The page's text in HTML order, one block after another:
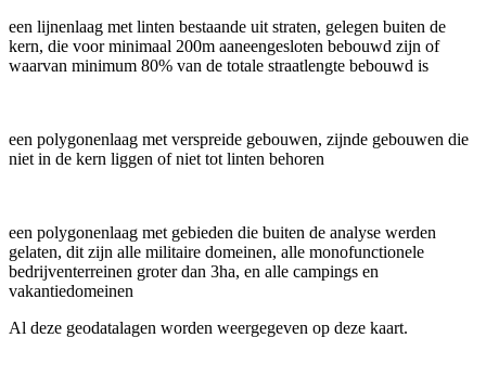
een lijnenlaag met linten bestaande uit straten, gelegen buiten de
kern, die voor minimaal 200m aaneengesloten bebouwd zijn of
waarvan minimum 80% van de totale straatlengte bebouwd is
een polygonenlaag met verspreide gebouwen, zijnde gebouwen die
niet in de kern liggen of niet tot linten behoren
een polygonenlaag met gebieden die buiten de analyse werden
gelaten, dit zijn alle militaire domeinen, alle monofunctionele
bedrijventerreinen groter dan 3ha, en alle campings en
vakantiedomeinen
Al deze geodatalagen worden weergegeven op deze kaart.